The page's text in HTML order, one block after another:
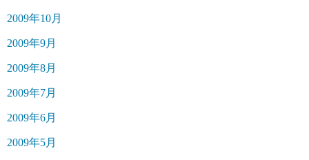
2009年10月
2009年9月
2009年8月
2009年7月
2009年6月
2009年5月